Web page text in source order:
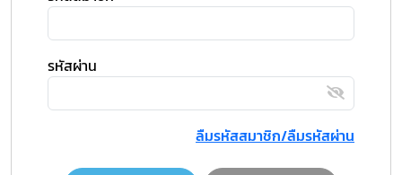
รหัสผ่าน
ลืมรหัสสมาชิก/ลืมรหัสผ่าน